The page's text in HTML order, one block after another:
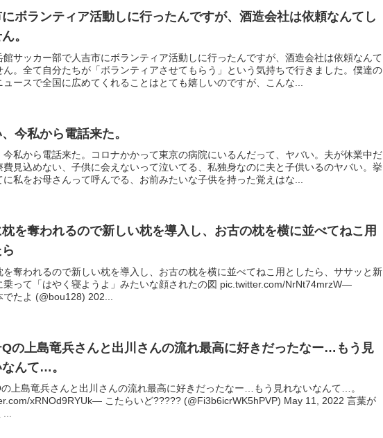
にボランティア活動しに行ったんですが、酒造会社は依頼なんてし
。
館サッカー部で人吉市にボランティア活動しに行ったんですが、酒造会社は依頼なんて
ん。全て自分たちが「ボランティアさせてもらう」という気持ちで行きました。僕達の
ュースで全国に広めてくれることはとても嬉しいのですが、こんな...
今私から電話来た。
今私から電話来た。コロナかかって東京の病院にいるんだって、ヤバい。夫が休業中だ
費見込めない、子供に会えないって泣いてる、私独身なのに夫と子供いるのヤバい。挙
に私をお母さんって呼んでる、お前みたいな子供を持った覚えはな...
を奪われるので新しい枕を導入し、お古の枕を横に並べてねこ用
を奪われるので新しい枕を導入し、お古の枕を横に並べてねこ用としたら、ササッと新
乗って「はやく寝ようよ」みたいな顔されたの図 pic.twitter.com/NrNt74mrzW—
でたよ (@bou128) 202...
Qの上島竜兵さんと出川さんの流れ最高に好きだったなー…もう見
んて…。
上島竜兵さんと出川さんの流れ最高に好きだったなー…もう見れないなんて…。
xRNOd9RYUk— こたらいど????? (@Fi3b6icrWK5hPVP) May 11, 2022 言葉が
...